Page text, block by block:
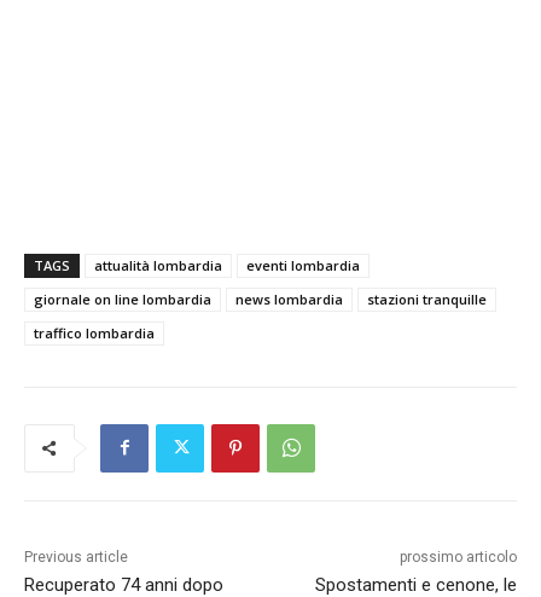
TAGS attualità lombardia
eventi lombardia
giornale on line lombardia
news lombardia
stazioni tranquille
traffico lombardia
Previous article
Recuperato 74 anni dopo
prossimo articolo
Spostamenti e cenone, le